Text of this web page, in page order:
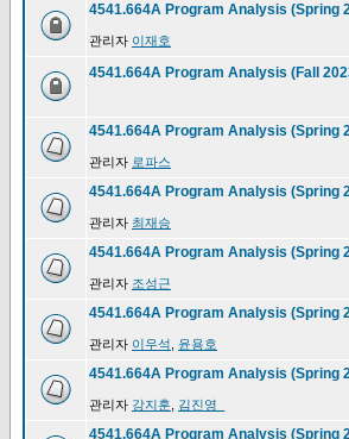
4541.664A Program Analysis (Spring
관리자 이재호
4541.664A Program Analysis (Fall
4541.664A Program Analysis (Spring
관리자 로파스
4541.664A Program Analysis (Spring
관리자 최재승
4541.664A Program Analysis (Spring
관리자 조성근
4541.664A Program Analysis (Spring
관리자 이우석 윤용호
4541.664A Program Analysis (Spring
관리자 강지훈 김진영_
4541.664A Program Analysis (Spring